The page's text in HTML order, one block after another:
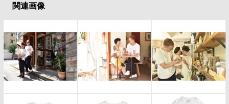
関連画像